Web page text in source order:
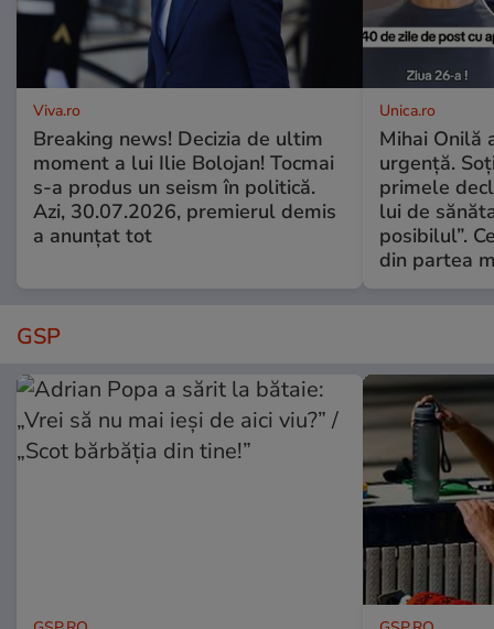
Viva.ro
Breaking news! Decizia de ultim
moment a lui Ilie Bolojan! Tocmai
s-a produs un seism în politică.
Azi, 30.07.2026, premierul demis
a anunțat tot
Unica.ro
Mihai Onilă
urgență.
primele
lui de
posibilul”.
din partea
GSP